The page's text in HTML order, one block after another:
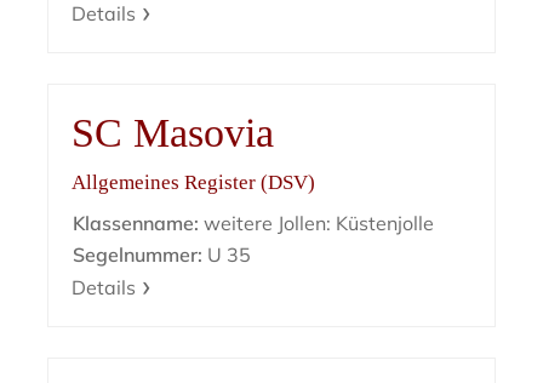
Details
SC Masovia
Allgemeines Register (DSV)
Klassenname: weitere Jollen: Küstenjolle
Segelnummer: U 35
Details